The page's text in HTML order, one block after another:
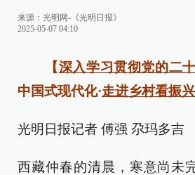
来源： 光明网-《光明日报》
2025-05-07 04:10
【深入学习贯彻党的二
中国式现代化·走进乡村看振兴
光明日报记者 傅强 尕玛多吉
西藏仲春的清晨，寒意尚未